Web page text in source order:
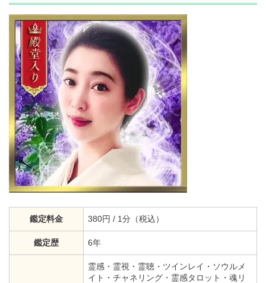
鑑定料金 380円 / 1分（税込）
鑑定歴 6年
霊感・霊視・霊聴・ツインレイ・ソウルメ
イト・チャネリング・霊感タロット・魂リ